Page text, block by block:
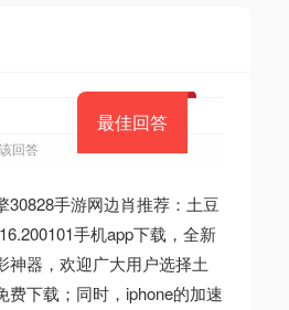
最佳回答
回答
30828手游网边肖推荐：土豆
手机app下载，全新
神器，欢迎广大用户选择土
费下载；同时，iphone的加速